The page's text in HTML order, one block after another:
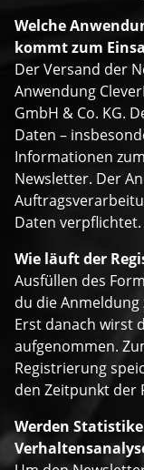
Welche
kommt zum
Der Versand der
Anwendung
GmbH & Co. KG.
Daten –
Informationen
Newsletter. Der
Daten verpflichtet.
Wie läuft der
Ausfüllen des
du die
Erst danach wirst
aufgenommen.
Registrierung
den Zeitpunkt der
Werden